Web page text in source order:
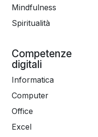
Mindfulness
Spiritualità
Competenze
digitali
Informatica
Computer
Office
Excel